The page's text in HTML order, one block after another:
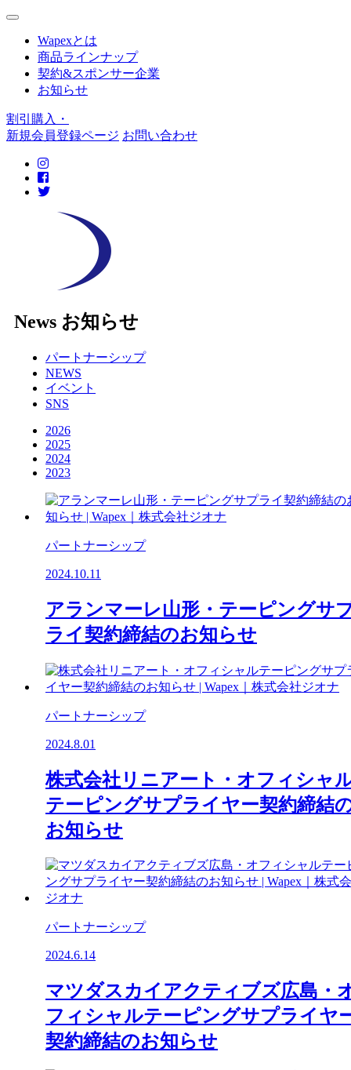
Wapexとは
商品ラインナップ
契約&スポンサー企業
お知らせ
割引購入・
新規会員登録ページ お問い合わせ
News お知らせ
パートナーシップ
NEWS
イベント
SNS
2026
2025
2024
2023
パートナーシップ
2024.10.11
アランマーレ山形・テーピングサ
ライ契約締結のお知らせ
パートナーシップ
2024.8.01
株式会社リニアート・オフィシャ
テーピングサプライヤー契約締結
お知らせ
パートナーシップ
2024.6.14
マツダスカイアクティブズ広島・
フィシャルテーピングサプライヤ
契約締結のお知らせ